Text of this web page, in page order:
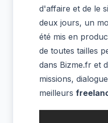
d'affaire et de le
deux jours, un
été mis en
de toutes tailles
dans Bizme.fr et
missions,
meilleurs